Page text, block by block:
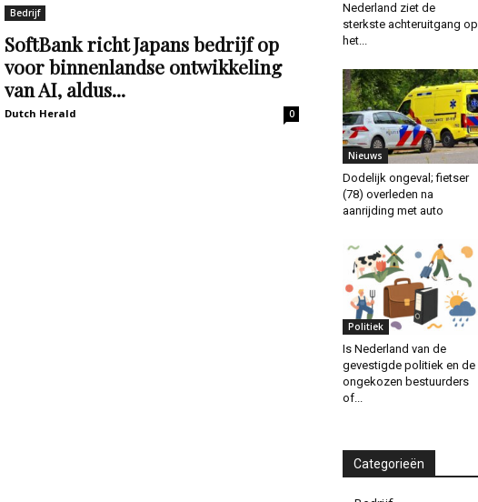
Bedrijf
SoftBank richt Japans bedrijf op
voor binnenlandse ontwikkeling
van AI, aldus...
Dutch Herald 0
Nederland ziet de
sterkste achteruitgang op
het...
Nieuws
Dodelijk ongeval; fietser
(78) overleden na
aanrijding met auto
Politiek
Is Nederland van de
gevestigde politiek en de
ongekozen bestuurders
of...
Categorieën